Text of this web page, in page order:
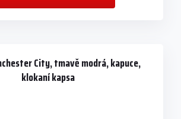
City, tmavě modrá, kapuce,
klokaní kapsa